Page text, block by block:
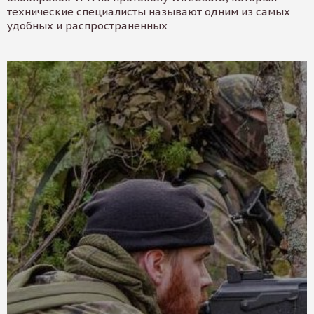
технические специалисты называют одним из самых
удобных и распространенных